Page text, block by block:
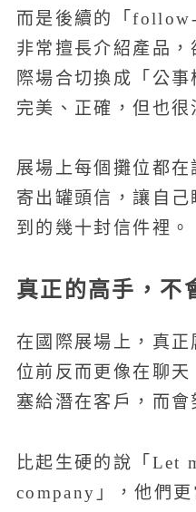
而是後續的「
非常擅長介紹產品
際場合切換成「公
完美、正確，但也很
展場上每個攤位都
寄出罐頭信，讓自
到的幾十封信件裡。
真正的高手，
在國際展場上，真
位前反而更像在聊
塞給潛在客戶，而會
比起生硬的說「Let
company」，他們更